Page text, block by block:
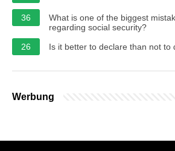
36
What is one of the biggest
regarding social security?
26
Is it better to declare than not to
Werbung